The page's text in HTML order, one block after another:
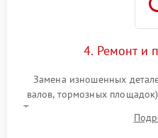
4. Ремонт и
Замена изношенных
валов, тормозных
Тщательная очистка тракта
лазера (LSU) от